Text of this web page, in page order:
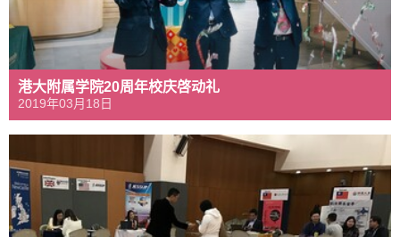
港大附属学院20周年校庆啓动礼
2019年03月18日